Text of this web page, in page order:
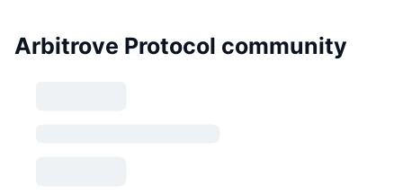
Arbitrove Protocol community